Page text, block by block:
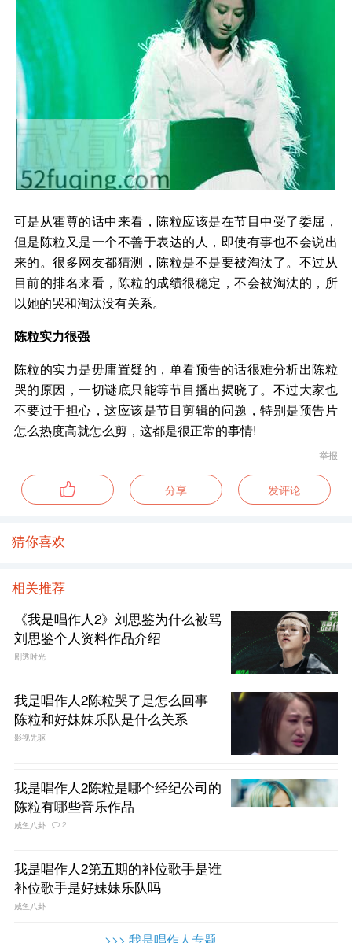
可是从霍尊的话中来看，陈粒应该是在节目中受了委屈，
但是陈粒又是一个不善于表达的人，即使有事也不会说出
来的。很多网友都猜测，陈粒是不是要被淘汰了。不过从
目前的排名来看，陈粒的成绩很稳定，不会被淘汰的，所
以她的哭和淘汰没有关系。
陈粒实力很强
陈粒的实力是毋庸置疑的，单看预告的话很难分析出陈粒
哭的原因，一切谜底只能等节目播出揭晓了。不过大家也
不要过于担心，这应该是节目剪辑的问题，特别是预告片
怎么热度高就怎么剪，这都是很正常的事情!
举报
分享 发评论
猜你喜欢
相关推荐
《我是唱作人2》刘思鉴为什么被骂
刘思鉴个人资料作品介绍
剧透时光
我是唱作人2陈粒哭了是怎么回事
陈粒和好妹妹乐队是什么关系
影视先驱
我是唱作人2陈粒是哪个经纪公司的
陈粒有哪些音乐作品
咸鱼八卦 2
我是唱作人2第五期的补位歌手是谁
补位歌手是好妹妹乐队吗
咸鱼八卦